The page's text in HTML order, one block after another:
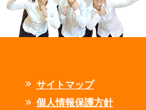
サイトマップ
個人情報保護方針